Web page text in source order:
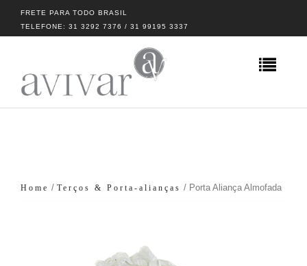
FRETE PARA TODO BRASIL
TELEFONE: 31 3292 7376 / 31 99195 3337
Home / Terços & Porta-alianças / Porta Aliança Almofada